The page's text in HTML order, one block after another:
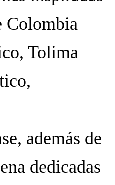
Colombia
Tolima
además de
dedicadas